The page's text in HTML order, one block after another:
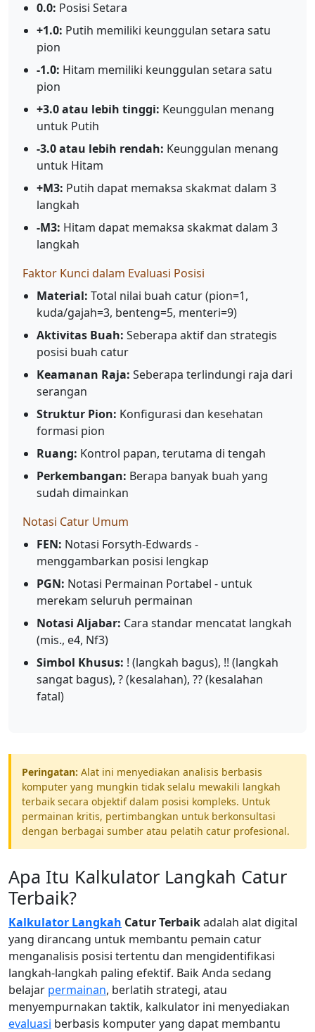
0.0: Posisi Setara
+1.0: Putih memiliki keunggulan setara satu
pion
-1.0: Hitam memiliki keunggulan setara satu
pion
+3.0 atau lebih tinggi: Keunggulan menang
untuk Putih
-3.0 atau lebih rendah: Keunggulan menang
untuk Hitam
+M3: Putih dapat memaksa skakmat dalam 3
langkah
-M3: Hitam dapat memaksa skakmat dalam 3
langkah
Faktor Kunci dalam Evaluasi Posisi
Material: Total nilai buah catur (pion=1,
kuda/gajah=3, benteng=5, menteri=9)
Aktivitas Buah: Seberapa aktif dan strategis
posisi buah catur
Keamanan Raja: Seberapa terlindungi raja dari
serangan
Struktur Pion: Konfigurasi dan kesehatan
formasi pion
Ruang: Kontrol papan, terutama di tengah
Perkembangan: Berapa banyak buah yang
sudah dimainkan
Notasi Catur Umum
FEN: Notasi Forsyth-Edwards -
menggambarkan posisi lengkap
PGN: Notasi Permainan Portabel - untuk
merekam seluruh permainan
Notasi Aljabar: Cara standar mencatat langkah
(mis., e4, Nf3)
Simbol Khusus: ! (langkah bagus), !! (langkah
sangat bagus), ? (kesalahan), ?? (kesalahan
fatal)
Peringatan: Alat ini menyediakan analisis berbasis
komputer yang mungkin tidak selalu mewakili langkah
terbaik secara objektif dalam posisi kompleks. Untuk
permainan kritis, pertimbangkan untuk berkonsultasi
dengan berbagai sumber atau pelatih catur profesional.
Apa Itu Kalkulator Langkah Catur
Terbaik?
Kalkulator Langkah Catur Terbaikadalah alat digital
yang dirancang untuk membantu pemain catur
menganalisis posisi tertentu dan mengidentifikasi
langkah-langkah paling efektif. Baik Anda sedang
belajar permainan, berlatih strategi, atau
menyempurnakan taktik, kalkulator ini menyediakan
evaluasi berbasis komputer yang dapat membantu